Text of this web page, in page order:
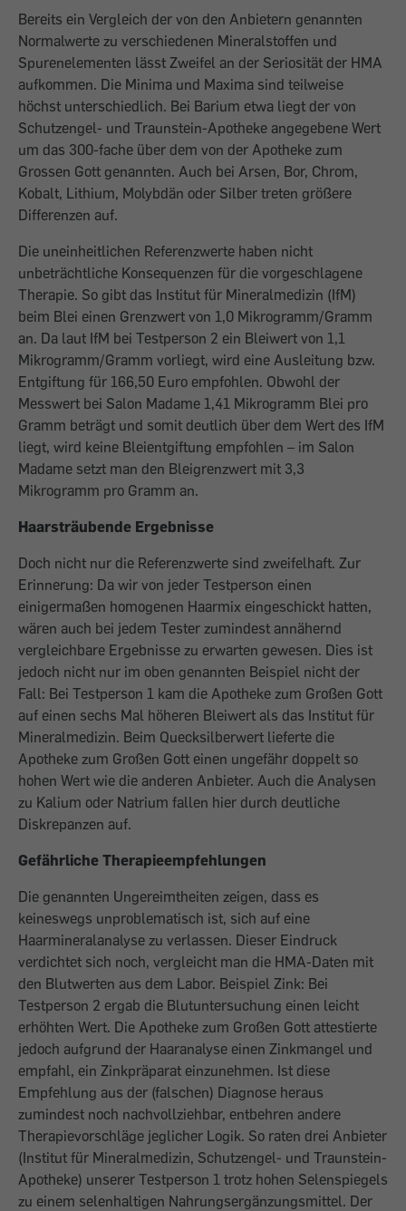
Bereits ein Vergleich der von den Anbietern genannten
Normalwerte zu verschiedenen Mineralstoffen und
Spurenelementen lässt Zweifel an der Seriosität der HMA
aufkommen. Die Minima und Maxima sind teilweise
höchst unterschiedlich. Bei Barium etwa liegt der von
Schutzengel- und Traunstein-Apotheke angegebene Wert
um das 300-fache über dem von der Apotheke zum
Grossen Gott genannten. Auch bei Arsen, Bor, Chrom,
Kobalt, Lithium, Molybdän oder Silber treten größere
Differenzen auf.
Die uneinheitlichen Referenzwerte haben nicht
unbeträchtliche Konsequenzen für die vorgeschlagene
Therapie. So gibt das Institut für Mineralmedizin (IfM)
beim Blei einen Grenzwert von 1,0 Mikrogramm/Gramm
an. Da laut IfM bei Testperson 2 ein Bleiwert von 1,1
Mikrogramm/Gramm vorliegt, wird eine Ausleitung bzw.
Entgiftung für 166,50 Euro empfohlen. Obwohl der
Messwert bei Salon Madame 1,41 Mikrogramm Blei pro
Gramm beträgt und somit deutlich über dem Wert des IfM
liegt, wird keine Bleientgiftung empfohlen – im Salon
Madame setzt man den Bleigrenzwert mit 3,3
Mikrogramm pro Gramm an.
Haarsträubende Ergebnisse
Doch nicht nur die Referenzwerte sind zweifelhaft. Zur
Erinnerung: Da wir von ­jeder Testperson einen
einigermaßen homogenen Haarmix eingeschickt hatten,
wären auch bei jedem Tester zumindest annähernd
vergleichbare Ergebnisse zu ­erwarten gewesen. Dies ist
jedoch nicht nur im oben genannten Beispiel nicht der
Fall: Bei Testperson 1 kam die Apotheke zum Großen Gott
auf einen sechs Mal ­höheren Bleiwert als das Institut für
Mineral­medizin. Beim Quecksilberwert lieferte die
Apotheke zum Großen Gott ­einen ­ungefähr doppelt so
hohen Wert wie die anderen Anbieter. Auch die Analysen
zu Kalium oder Natrium fallen hier durch deutliche
Diskrepanzen auf.
Gefährliche Therapieempfehlungen
Die genannten Ungereimtheiten zeigen, dass es
keineswegs unproblematisch ist, sich auf eine
Haarmineralanalyse zu verlassen. Dieser Eindruck
verdichtet sich noch, vergleicht man die HMA-Daten mit
den Blutwerten aus dem Labor. Beispiel Zink: Bei
Testperson 2 ergab die Blut­untersuchung einen leicht
erhöhten Wert. Die Apotheke zum Großen Gott attestierte
jedoch aufgrund der Haaranalyse einen Zinkmangel und
empfahl, ein Zinkpräparat einzunehmen. Ist diese
Empfehlung aus der (falschen) Diagnose heraus
zumindest noch nachvollziehbar, entbehren andere
Therapievorschläge jeglicher Logik. So ­raten drei Anbieter
(Institut für Mineral­medizin, Schutzengel- und Traunstein-
Apotheke) unserer Testperson 1 trotz hohen Selenspiegels
zu einem selenhaltigen Nahrungsergänzungsmittel. Der